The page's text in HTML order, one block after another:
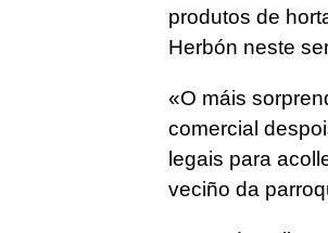
produtos de
Herbón neste
«O máis
comercial
legais para
veciño da